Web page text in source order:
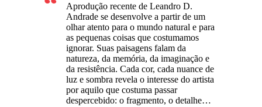
Aprodução recente de Leandro D.
Andrade se desenvolve a partir de um
olhar atento para o mundo natural e para
as pequenas coisas que costumamos
ignorar. Suas paisagens falam da
natureza, da memória, da imaginação e
da resistência. Cada cor, cada nuance de
luz e sombra revela o interesse do artista
por aquilo que costuma passar
despercebido: o fragmento, o detalhe…